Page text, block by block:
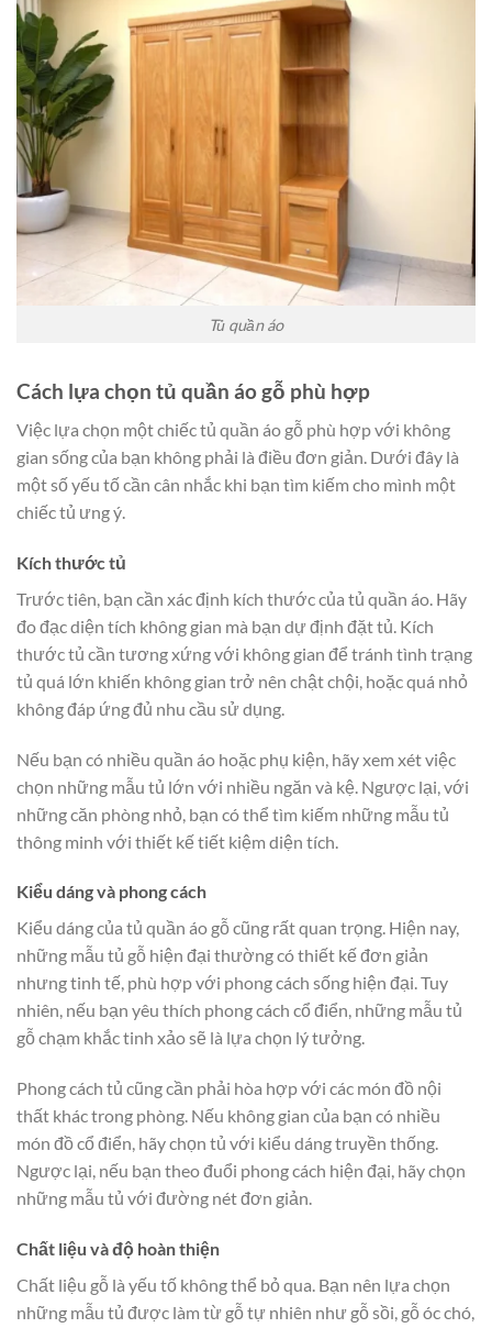
Tủ quần áo
Cách lựa chọn tủ quần áo gỗ phù hợp
Việc lựa chọn một chiếc tủ quần áo gỗ phù hợp với không
gian sống của bạn không phải là điều đơn giản. Dưới đây là
một số yếu tố cần cân nhắc khi bạn tìm kiếm cho mình một
chiếc tủ ưng ý.
Kích thước tủ
Trước tiên, bạn cần xác định kích thước của tủ quần áo. Hãy
đo đạc diện tích không gian mà bạn dự định đặt tủ. Kích
thước tủ cần tương xứng với không gian để tránh tình trạng
tủ quá lớn khiến không gian trở nên chật chội, hoặc quá nhỏ
không đáp ứng đủ nhu cầu sử dụng.
Nếu bạn có nhiều quần áo hoặc phụ kiện, hãy xem xét việc
chọn những mẫu tủ lớn với nhiều ngăn và kệ. Ngược lại, với
những căn phòng nhỏ, bạn có thể tìm kiếm những mẫu tủ
thông minh với thiết kế tiết kiệm diện tích.
Kiểu dáng và phong cách
Kiểu dáng của tủ quần áo gỗ cũng rất quan trọng. Hiện nay,
những mẫu tủ gỗ hiện đại thường có thiết kế đơn giản
nhưng tinh tế, phù hợp với phong cách sống hiện đại. Tuy
nhiên, nếu bạn yêu thích phong cách cổ điển, những mẫu tủ
gỗ chạm khắc tinh xảo sẽ là lựa chọn lý tưởng.
Phong cách tủ cũng cần phải hòa hợp với các món đồ nội
thất khác trong phòng. Nếu không gian của bạn có nhiều
món đồ cổ điển, hãy chọn tủ với kiểu dáng truyền thống.
Ngược lại, nếu bạn theo đuổi phong cách hiện đại, hãy chọn
những mẫu tủ với đường nét đơn giản.
Chất liệu và độ hoàn thiện
Chất liệu gỗ là yếu tố không thể bỏ qua. Bạn nên lựa chọn
những mẫu tủ được làm từ gỗ tự nhiên như gỗ sồi, gỗ óc chó,